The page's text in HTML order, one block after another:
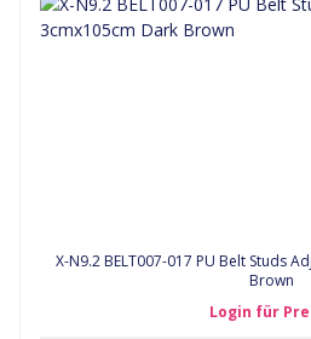
X-N9.2 BELT007-017 PU Belt Studs
Brown
Login für